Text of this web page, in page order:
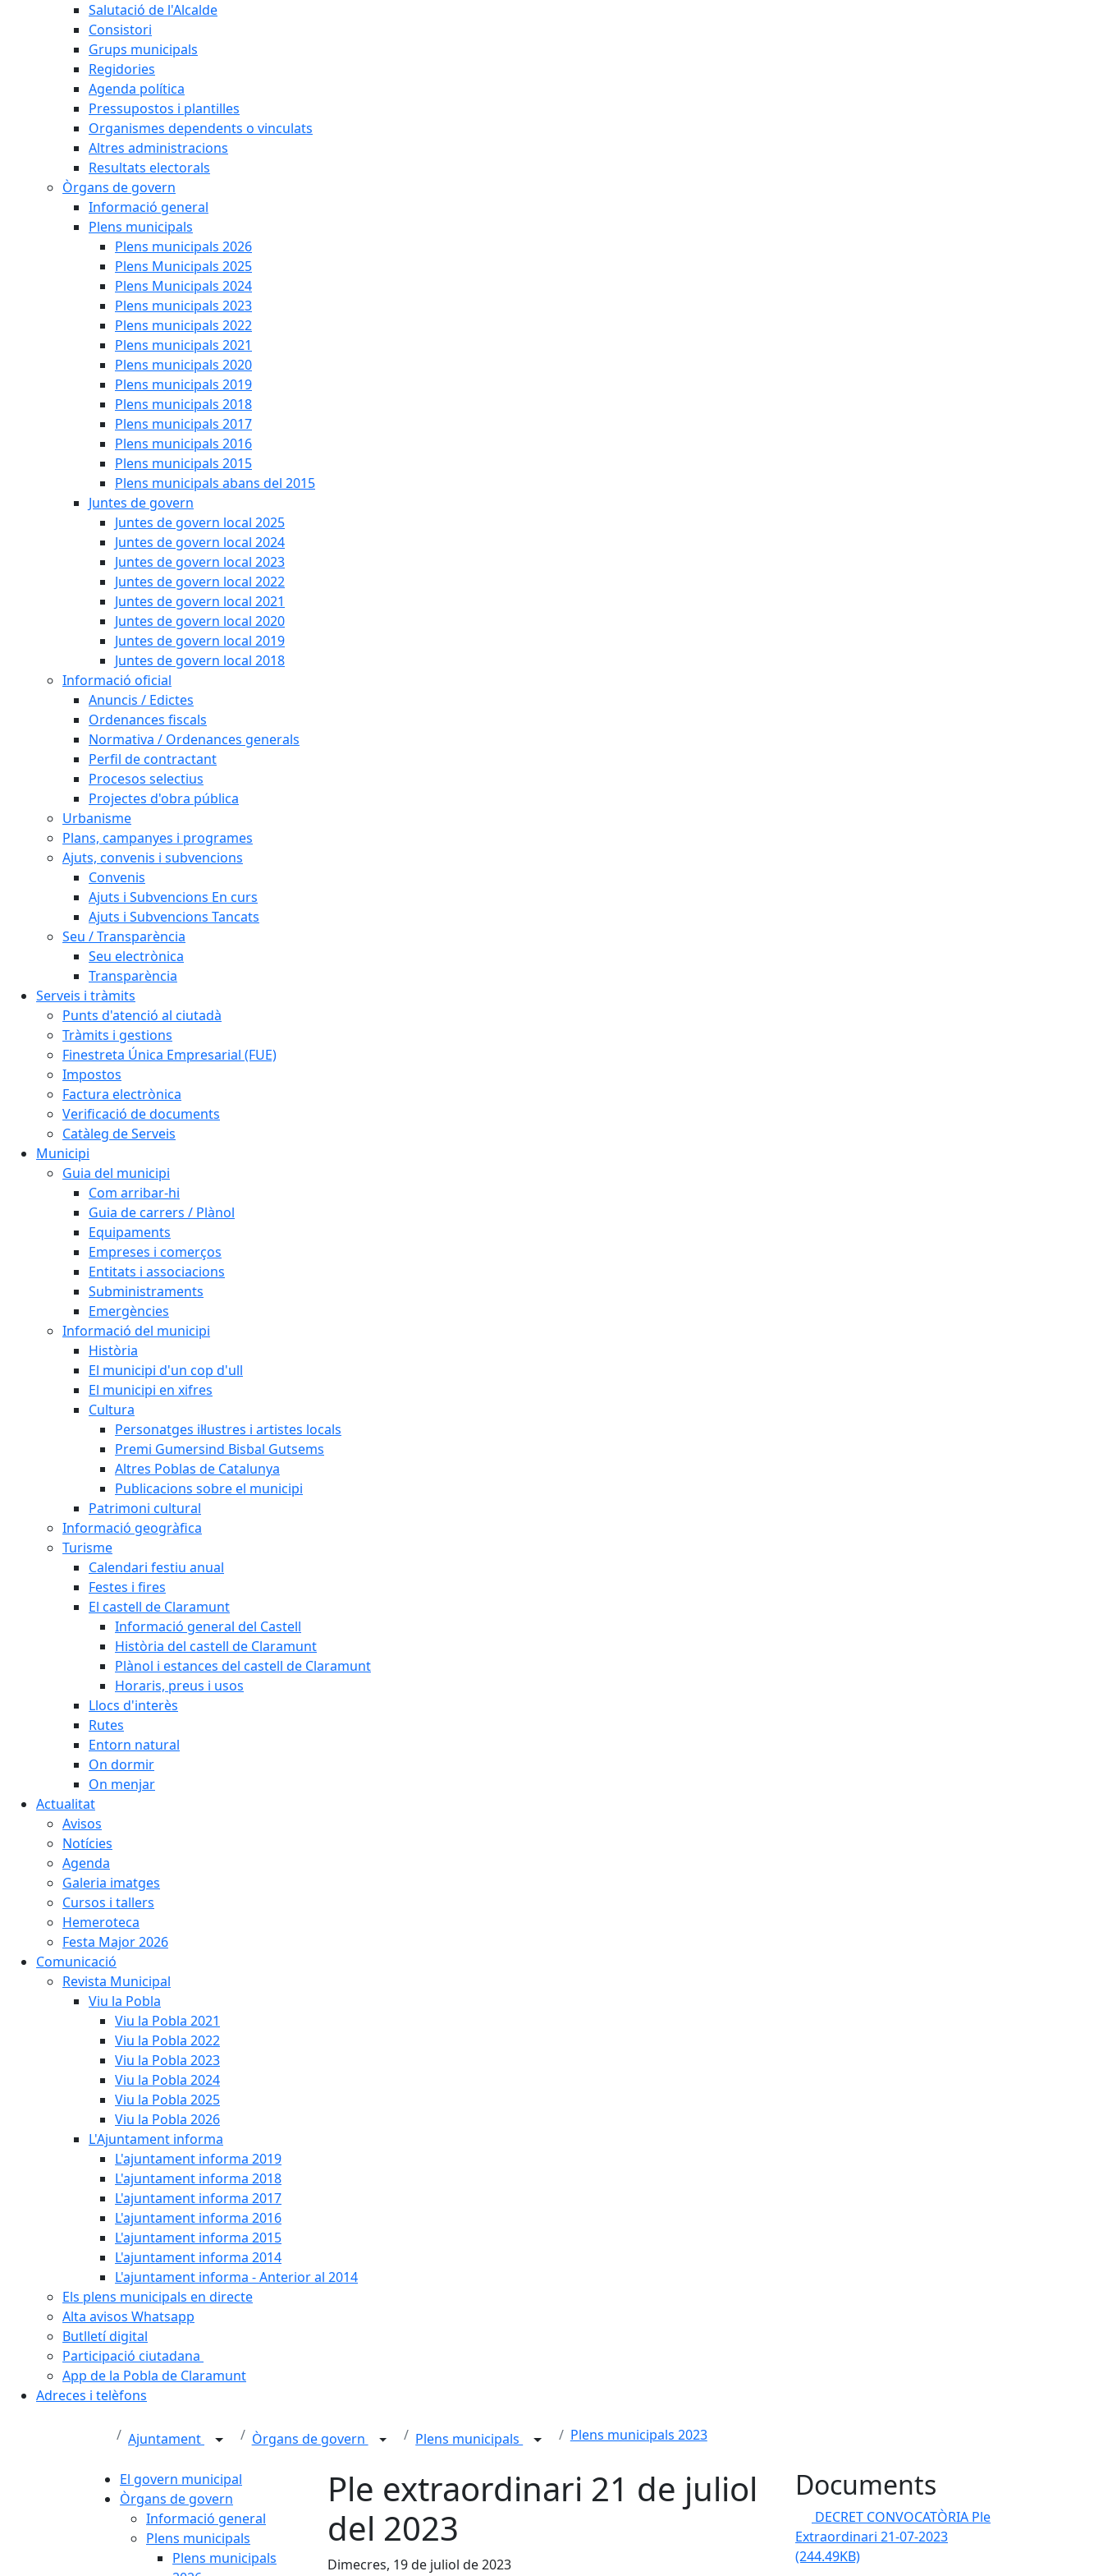
Salutació de l'Alcalde
Consistori
Grups municipals
Regidories
Agenda política
Pressupostos i plantilles
Organismes dependents o vinculats
Altres administracions
Resultats electorals
Òrgans de govern
Informació general
Plens municipals
Plens municipals 2026
Plens Municipals 2025
Plens Municipals 2024
Plens municipals 2023
Plens municipals 2022
Plens municipals 2021
Plens municipals 2020
Plens municipals 2019
Plens municipals 2018
Plens municipals 2017
Plens municipals 2016
Plens municipals 2015
Plens municipals abans del 2015
Juntes de govern
Juntes de govern local 2025
Juntes de govern local 2024
Juntes de govern local 2023
Juntes de govern local 2022
Juntes de govern local 2021
Juntes de govern local 2020
Juntes de govern local 2019
Juntes de govern local 2018
Informació oficial
Anuncis / Edictes
Ordenances fiscals
Normativa / Ordenances generals
Perfil de contractant
Procesos selectius
Projectes d'obra pública
Urbanisme
Plans, campanyes i programes
Ajuts, convenis i subvencions
Convenis
Ajuts i Subvencions En curs
Ajuts i Subvencions Tancats
Seu / Transparència
Seu electrònica
Transparència
Serveis i tràmits
Punts d'atenció al ciutadà
Tràmits i gestions
Finestreta Única Empresarial (FUE)
Impostos
Factura electrònica
Verificació de documents
Catàleg de Serveis
Municipi
Guia del municipi
Com arribar-hi
Guia de carrers / Plànol
Equipaments
Empreses i comerços
Entitats i associacions
Subministraments
Emergències
Informació del municipi
Història
El municipi d'un cop d'ull
El municipi en xifres
Cultura
Personatges il·lustres i artistes locals
Premi Gumersind Bisbal Gutsems
Altres Poblas de Catalunya
Publicacions sobre el municipi
Patrimoni cultural
Informació geogràfica
Turisme
Calendari festiu anual
Festes i fires
El castell de Claramunt
Informació general del Castell
Història del castell de Claramunt
Plànol i estances del castell de Claramunt
Horaris, preus i usos
Llocs d'interès
Rutes
Entorn natural
On dormir
On menjar
Actualitat
Avisos
Notícies
Agenda
Galeria imatges
Cursos i tallers
Hemeroteca
Festa Major 2026
Comunicació
Revista Municipal
Viu la Pobla
Viu la Pobla 2021
Viu la Pobla 2022
Viu la Pobla 2023
Viu la Pobla 2024
Viu la Pobla 2025
Viu la Pobla 2026
L'Ajuntament informa
L'ajuntament informa 2019
L'ajuntament informa 2018
L'ajuntament informa 2017
L'ajuntament informa 2016
L'ajuntament informa 2015
L'ajuntament informa 2014
L'ajuntament informa - Anterior al 2014
Els plens municipals en directe
Alta avisos Whatsapp
Butlletí digital
Participació ciutadana
App de la Pobla de Claramunt
Adreces i telèfons
Ajuntament Òrgans de govern Plens municipals Plens municipals 2023
El govern municipal
Òrgans de govern
Informació general
Plens municipals
Plens municipals
Ple extraordinari 21 de juliol
del 2023
Dimecres, 19 de juliol de 2023
Documents
DECRET CONVOCATÒRIA Ple
Extraordinari 21-07-2023
(244.49KB)